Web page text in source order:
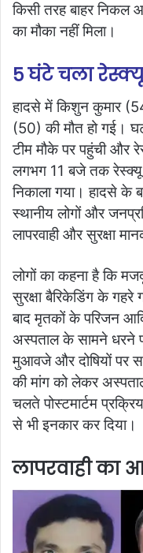
किसी तरह बाहर
का मौका नहीं मिला।
5 घंटे चला
हादसे में किशुन कुमार
(50) की मौत हो गई।
टीम मौके पर पहुंची और
लगभग 11 बजे तक रेस्क्यू
निकाला गया। हादसे के
स्थानीय लोगों और
लापरवाही और सुरक्षा
लोगों का कहना है कि
सुरक्षा बैरिकेडिंग के
बाद मृतकों के परिजन
अस्पताल के सामने धरने
मुआवजे और दोषियों पर
की मांग को लेकर
चलते पोस्टमार्टम
से भी इनकार कर दिया।
लापरवाही का